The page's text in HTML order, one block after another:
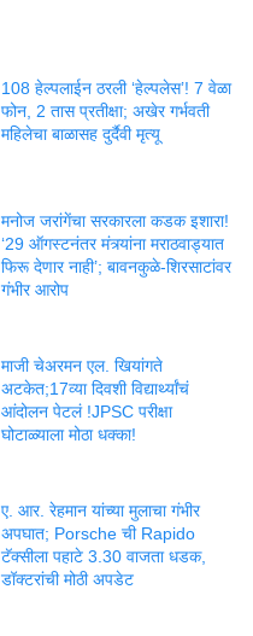
108 हेल्पलाईन ठरली ‘हेल्पलेस’! 7 वेळा
फोन, 2 तास प्रतीक्षा; अखेर गर्भवती
महिलेचा बाळासह दुर्दैवी मृत्यू
मनोज जरांगेंचा सरकारला कडक इशारा!
‘29 ऑगस्टनंतर मंत्र्यांना मराठवाड्यात
फिरू देणार नाही’; बावनकुळे-शिरसाटांवर
गंभीर आरोप
माजी चेअरमन एल. खियांगते
अटकेत;17व्या दिवशी विद्यार्थ्यांचं
आंदोलन पेटलं !JPSC परीक्षा
घोटाळ्याला मोठा धक्का!
ए. आर. रेहमान यांच्या मुलाचा गंभीर
अपघात; Porsche ची Rapido
टॅक्सीला पहाटे 3.30 वाजता धडक,
डॉक्टरांची मोठी अपडेट